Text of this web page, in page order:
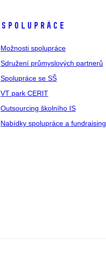
SPOLUPRÁCE
Možnosti spolupráce
Sdružení průmyslových partnerů
Spolupráce se SŠ
VT park CERIT
Outsourcing školního IS
Nabídky spolupráce a fundraising